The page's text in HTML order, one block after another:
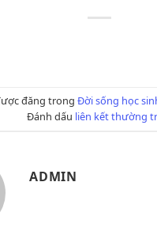
đăng trong Đời sống học
Đánh dấu liên kết thường
ADMIN